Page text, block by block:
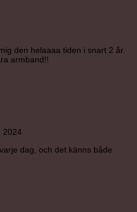
den helaaaa tiden i snart 2 år.
armband!!
2024
dag, och det känns både